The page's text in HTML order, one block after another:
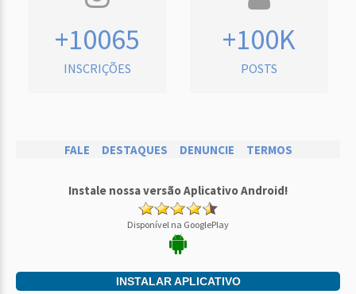
+10065
INSCRIÇÕES
+100K
POSTS
FALE DESTAQUES DENUNCIE TERMOS
Instale nossa versão Aplicativo Android!
Disponível na GooglePlay
INSTALAR APLICATIVO